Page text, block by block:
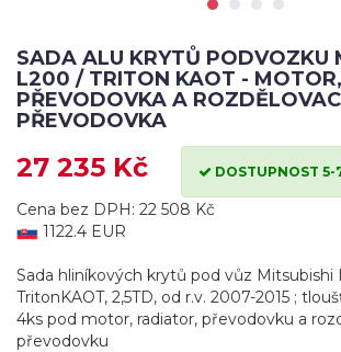
SADA ALU KRYTŮ PODVOZKU
L200 / TRITON KAOT -
PŘEVODOVKA A
PŘEVODOVKA
27 235 Kč DOSTUPNOST 5-
Cena bez DPH: 22 508 Kč
1122.4 EUR
Sada hliníkových krytů pod vůz Mitsubishi
TritonKAOT, 2,5TD, od r.v. 2007-2015 ;
4ks pod motor, radiator, převodovku a
převodovku